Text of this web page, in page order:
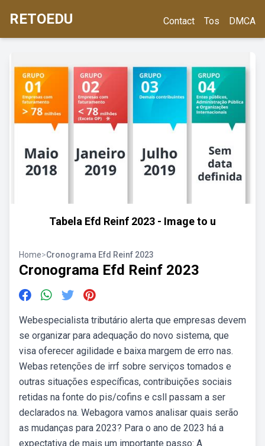
RETOEDU Contact Tos DMCA
Tabela Efd Reinf 2023 - Image to u
Home>Cronograma Efd Reinf 2023
Cronograma Efd Reinf 2023
Webespecialista tributário alerta que empresas devem
se organizar para adequação do novo sistema, que
visa oferecer agilidade e baixa margem de erro nas.
Webas retenções de irrf sobre serviços tomados e
outras situações específicas, contribuições sociais
retidas na fonte do pis/cofins e csll passam a ser
declarados na. Webagora vamos analisar quais serão
as mudanças para 2023? Para o ano de 2023 há a
expectativa de mais um importante passo: A